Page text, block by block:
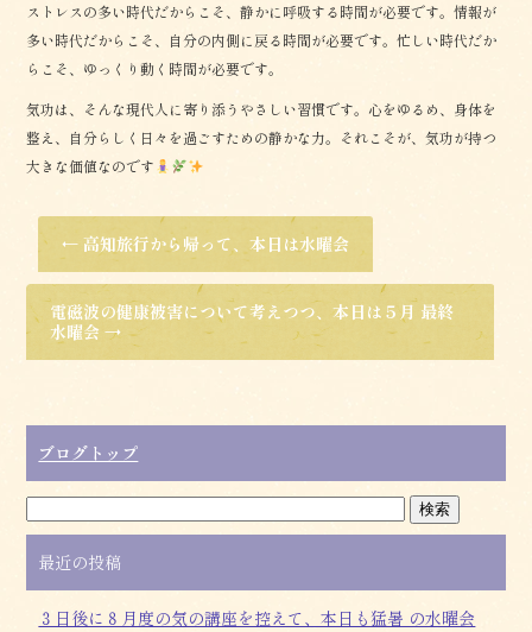
ストレスの多い時代だからこそ、静かに呼吸する時間が必要です。情報が
多い時代だからこそ、自分の内側に戻る時間が必要です。忙しい時代だか
らこそ、ゆっくり動く時間が必要です。
気功は、そんな現代人に寄り添うやさしい習慣です。心をゆるめ、身体を
整え、自分らしく日々を過ごすための静かな力。それこそが、気功が持つ
大きな価値なのです
← 高知旅行から帰って、本日は水曜会
電磁波の健康被害について考えつつ、本日は５月 最終
水曜会→
ブログトップ
最近の投稿
３日後に８月度の気の講座を控えて、本日も猛暑 の水曜会